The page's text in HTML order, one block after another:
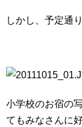
しかし、予定通
小学校のお宿の
てもみなさんに